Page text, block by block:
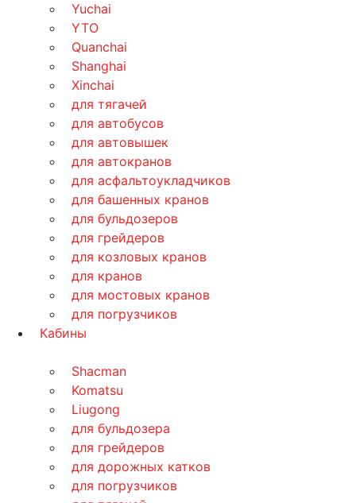
Yuchai
YTO
Quanchai
Shanghai
Xinchai
для тягачей
для автобусов
для автовышек
для автокранов
для асфальтоукладчиков
для башенных кранов
для бульдозеров
для грейдеров
для козловых кранов
для кранов
для мостовых кранов
для погрузчиков
Кабины
Shacman
Komatsu
Liugong
для бульдозера
для грейдеров
для дорожных катков
для погрузчиков